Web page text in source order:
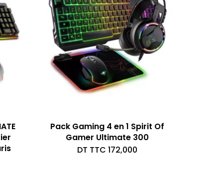
Pack Gaming 4 en 1 Spirit Of
Gamer Ultimate 300
DT TTC 172,000